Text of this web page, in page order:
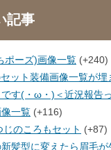
記事
ポーズ)画像一覧 +240
ット装備画像一覧が埋
す(・ω・)＜近況報告っ
一覧 +116
じのころもセット
+87
髪型に変えたら眉毛